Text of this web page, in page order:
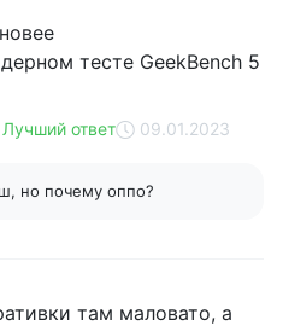
тесте GeekBench 5
Лучший ответ 09.01.2023
но почему оппо?
там маловато, а